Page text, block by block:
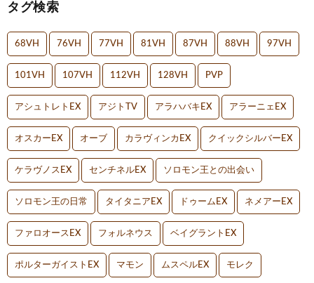
タグ検索
68VH 76VH 77VH 81VH 87VH 88VH 97VH
101VH 107VH 112VH 128VH PVP
アシュトレトEX アジトTV アラハバキEX アラーニェEX
オスカーEX オーブ カラヴィンカEX クイックシルバーEX
ケラヴノスEX センチネルEX ソロモン王との出会い
ソロモン王の日常 タイタニアEX ドゥームEX ネメアーEX
ファロオースEX フォルネウス ベイグラントEX
ポルターガイストEX マモン ムスペルEX モレク